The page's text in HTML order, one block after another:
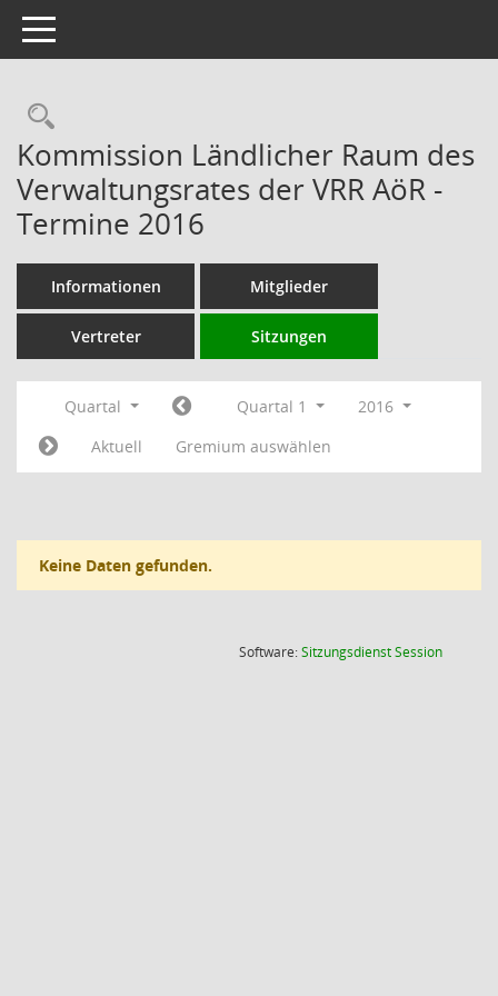
Toggle navigation
Rechercheauswahl
Kommission Ländlicher Raum des
Verwaltungsrates der VRR AöR -
Termine 2016
Informationen Mitglieder
Vertreter Sitzungen
Quartal Quartal 1
2016
Aktuell
Gremium auswählen
Keine Daten gefunden.
Software:SitzungsdienstSession(Wird in